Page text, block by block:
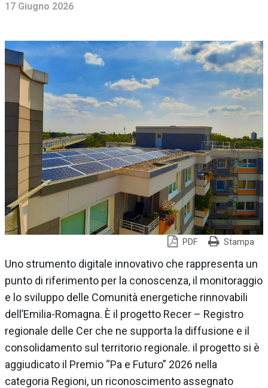
17 Giugno 2026
PDF Stampa
Uno strumento digitale innovativo che rappresenta un
punto di riferimento per la conoscenza, il monitoraggio
e lo sviluppo delle Comunità energetiche rinnovabili
dell’Emilia-Romagna. È il progetto Recer – Registro
regionale delle Cer che ne supporta la diffusione e il
consolidamento sul territorio regionale. il progetto si è
aggiudicato il Premio “Pa e Futuro” 2026 nella
categoria Regioni, un riconoscimento assegnato